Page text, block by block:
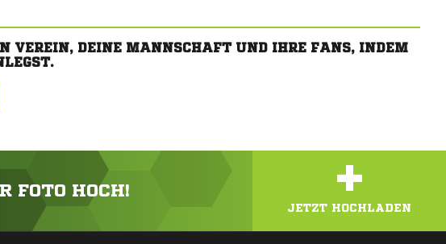
VEREIN, DEINE MANNSCHAFT UND IHRE FANS, INDEM
FOTO HOCH! +
JETZT HOCHLADEN